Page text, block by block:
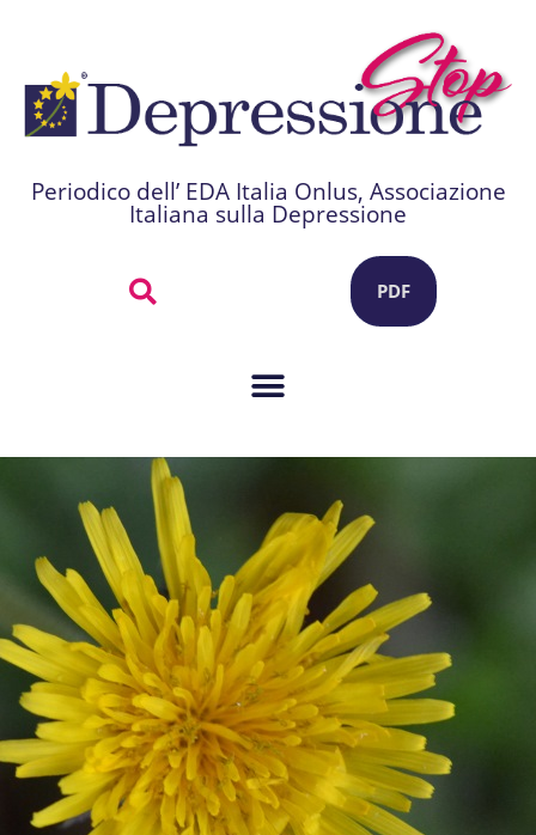
Periodico dell’ EDA Italia Onlus, Associazione
Italiana sulla Depressione
PDF